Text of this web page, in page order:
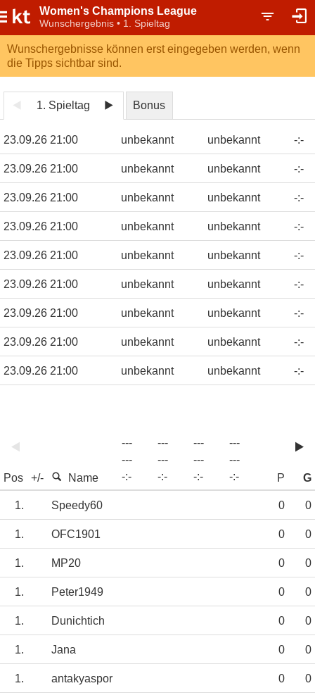
Women's Champions League
Wunschergebnis • 1. Spieltag
Wunschergebnisse können erst eingegeben werden, wenn
die Tipps sichtbar sind.
1. Spieltag Bonus
23.09.26 21:00 unbekannt unbekannt -:-
23.09.26 21:00 unbekannt unbekannt -:-
23.09.26 21:00 unbekannt unbekannt -:-
23.09.26 21:00 unbekannt unbekannt -:-
23.09.26 21:00 unbekannt unbekannt -:-
23.09.26 21:00 unbekannt unbekannt -:-
23.09.26 21:00 unbekannt unbekannt -:-
23.09.26 21:00 unbekannt unbekannt -:-
23.09.26 21:00 unbekannt unbekannt -:-
Pos +/- Name
---
---
-:-
---
---
-:-
---
---
-:-
---
---
-:- P G
1. Speedy60 0 0
1. OFC1901 0 0
1. MP20 0 0
1. Peter1949 0 0
1. Dunichtich 0 0
1. Jana 0 0
1. antakyaspor 0 0